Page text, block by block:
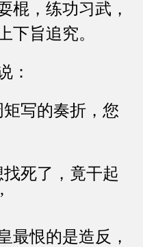
棍，练功习武，
下旨追究。
：
写的奏折，您
死了，竟干起
恨的是造反，